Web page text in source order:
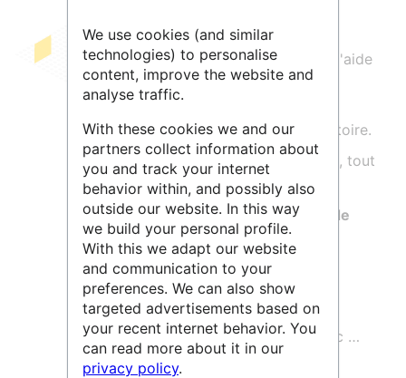
LeSAGEDOa pour mission principale l'aide
à la mise en œuvre d’unepolitique de
gestion de données
accompagnant les membres du laboratoire.
Il accompagne les membres du LIENSs, tout
le long du cycle de vie de la donnée :
A larédaction de plans de gestion de
données(PGD)
Auxchoix de stockage
A larédaction demétadonnées,
Auchoix d’entrepôt de données, etc …
Le service souhaite
We use cookies (and similar
technologies) to personalise
content, improve the website and
analyse traffic.
With these cookies we and our
partners collect information about
you and track your internet
behavior within, and possibly also
outside our website. In this way
we build your personal profile.
With this we adapt our website
and communication to your
preferences. We can also show
targeted advertisements based on
your recent internet behavior. You
can read more about it in our
privacy policy.